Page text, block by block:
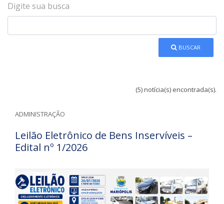
Digite sua busca
BUSCAR
(5) notícia(s) encontrada(s).
ADMINISTRAÇÃO
Leilão Eletrônico de Bens Inservíveis –
Edital nº 1/2026